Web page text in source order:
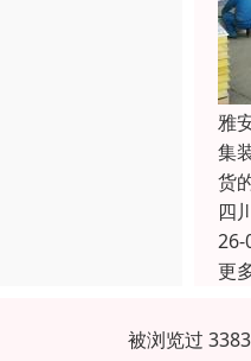
雅
集
货
四
26-
更
被浏览过